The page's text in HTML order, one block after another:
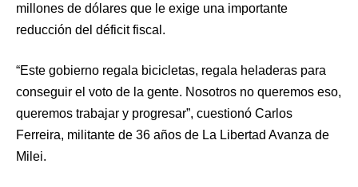
millones de dólares que le exige una importante
reducción del déficit fiscal.
“Este gobierno regala bicicletas, regala heladeras para
conseguir el voto de la gente. Nosotros no queremos eso,
queremos trabajar y progresar”, cuestionó Carlos
Ferreira, militante de 36 años de La Libertad Avanza de
Milei.